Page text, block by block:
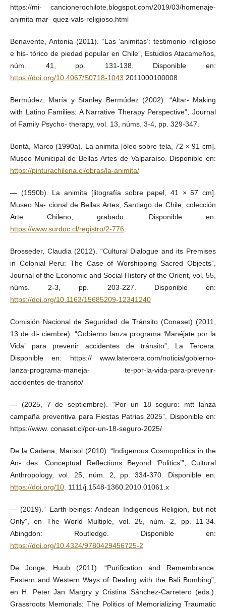
https://mi- cancionerochilote.blogspot.com/2019/03/homenaje-
animita-mar- quez-vals-religioso.html
Benavente, Antonia (2011). “Las ‘animitas’: testimonio religioso
e his- tórico de piedad popular en Chile”, Estudios Atacameños,
núm. 41, pp. 131-138. Disponible en:
https://doi.org/10.4067/S0718-1043 2011000100008
Bermúdez, María y Stanley Bermúdez (2002). “Altar- Making
with Latino Families: A Narrative Therapy Perspective”, Journal
of Family Psycho- therapy, vol. 13, núms. 3-4, pp. 329-347.
Bontá, Marco (1990a). La animita [óleo sobre tela, 72 × 91 cm].
Museo Municipal de Bellas Artes de Valparaíso. Disponible en:
https://pinturachilena.cl/obras/la-animita/
— (1990b). La animita [litografía sobre papel, 41 × 57 cm].
Museo Na- cional de Bellas Artes, Santiago de Chile, colección
Arte Chileno, grabado. Disponible en:
https://www.surdoc.cl/registro/2-776.
Brosseder, Claudia (2012). “Cultural Dialogue and its Premises
in Colonial Peru: The Case of Worshipping Sacred Objects”,
Journal of the Economic and Social History of the Orient, vol. 55,
núms. 2-3, pp. 203-227. Disponible en:
https://doi.org/10.1163/15685209-12341240
Comisión Nacional de Seguridad de Tránsito (Conaset) (2011,
13 de di- ciembre). “Gobierno lanza programa ‘Manéjate por la
Vida’ para prevenir accidentes de tránsito”, La Tercera.
Disponible en: https:// www.latercera.com/noticia/gobierno-
lanza-programa-maneja- te-por-la-vida-para-prevenir-
accidentes-de-transito/
— (2025, 7 de septiembre). “Por un 18 seguro: mtt lanza
campaña preventiva para Fiestas Patrias 2025”. Disponible en:
https://www. conaset.cl/por-un-18-seguro-2025/
De la Cadena, Marisol (2010). “Indigenous Cosmopolitics in the
An- des: Conceptual Reflections Beyond ‘Politics’”, Cultural
Anthropology, vol. 25, núm. 2, pp. 334-370. Disponible en:
https://doi.org/10. 1111/j.1548-1360.2010.01061.x
— (2019).” Earth-beings: Andean Indigenous Religion, but not
Only”, en The World Multiple, vol. 25, núm. 2, pp. 11-34.
Abingdon: Routledge. Disponible en:
https://doi.org/10.4324/9780429456725-2
De Jonge, Huub (2011). “Purification and Remembrance:
Eastern and Western Ways of Dealing with the Bali Bombing”,
en H. Peter Jan Margry y Cristina Sánchez-Carretero (eds.).
Grassroots Memorials: The Politics of Memorializing Traumatic